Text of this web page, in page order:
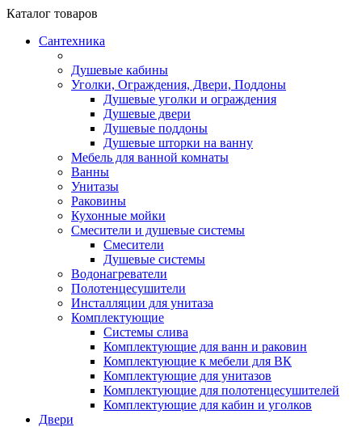
Каталог товаров
Сантехника
Душевые кабины
Уголки, Ограждения, Двери, Поддоны
Душевые уголки и ограждения
Душевые двери
Душевые поддоны
Душевые шторки на ванну
Мебель для ванной комнаты
Ванны
Унитазы
Раковины
Кухонные мойки
Смесители и душевые системы
Смесители
Душевые системы
Водонагреватели
Полотенцесушители
Инсталляции для унитаза
Комплектующие
Системы слива
Комплектующие для ванн и раковин
Комплектующие к мебели для ВК
Комплектующие для унитазов
Комплектующие для полотенцесушителей
Комплектующие для кабин и уголков
Двери